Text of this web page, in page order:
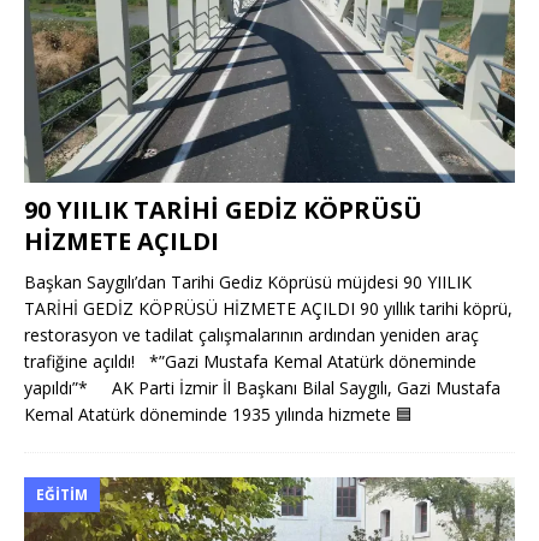
90 YIILIK TARİHİ GEDİZ KÖPRÜSÜ
HİZMETE AÇILDI
Başkan Saygılı’dan Tarihi Gediz Köprüsü müjdesi 90 YIILIK
TARİHİ GEDİZ KÖPRÜSÜ HİZMETE AÇILDI 90 yıllık tarihi köprü,
restorasyon ve tadilat çalışmalarının ardından yeniden araç
trafiğine açıldı! *”Gazi Mustafa Kemal Atatürk döneminde
yapıldı”* AK Parti İzmir İl Başkanı Bilal Saygılı, Gazi Mustafa
Kemal Atatürk döneminde 1935 yılında hizmete 🟦
EĞITIM